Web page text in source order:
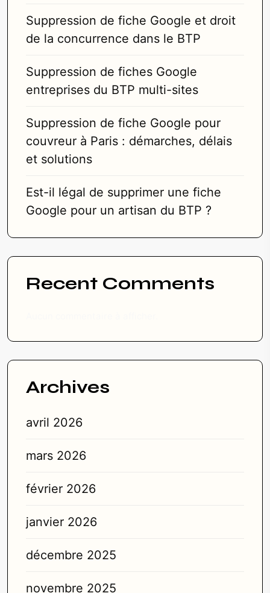
Suppression de fiche Google et droit
de la concurrence dans le BTP
Suppression de fiches Google
entreprises du BTP multi-sites
Suppression de fiche Google pour
couvreur à Paris : démarches, délais
et solutions
Est-il légal de supprimer une fiche
Google pour un artisan du BTP ?
Recent Comments
Archives
avril 2026
mars 2026
février 2026
janvier 2026
décembre 2025
novembre 2025